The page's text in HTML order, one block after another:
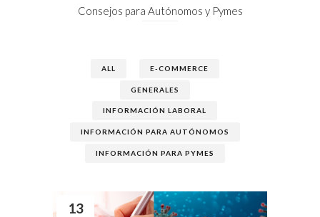
Consejos para Autónomos y Pymes
ALL E-COMMERCE
GENERALES
INFORMACIÓN LABORAL
INFORMACIÓN PARA AUTÓNOMOS
INFORMACIÓN PARA PYMES
13